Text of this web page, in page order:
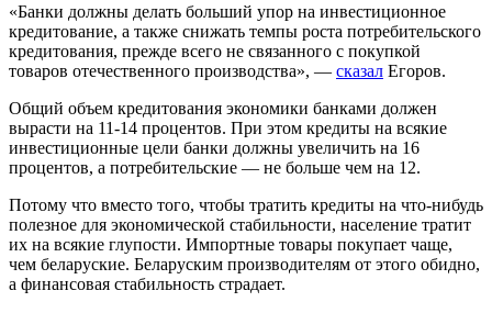
«Банки должны делать больший упор на инвестиционное
кредитование, а также снижать темпы роста потребительского
кредитования, прежде всего не связанного с покупкой
товаров отечественного производства», — сказал Егоров.
Общий объем кредитования экономики банками должен
вырасти на 11-14 процентов. При этом кредиты на всякие
инвестиционные цели банки должны увеличить на 16
процентов, а потребительские — не больше чем на 12.
Потому что вместо того, чтобы тратить кредиты на что-нибудь
полезное для экономической стабильности, население тратит
их на всякие глупости. Импортные товары покупает чаще,
чем беларуские. Беларуским производителям от этого обидно,
а финансовая стабильность страдает.